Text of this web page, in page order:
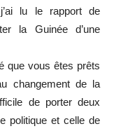
lu le rapport de
la Guinée d’une
que vous êtes prêts
changement de la
de porter deux
politique et celle de